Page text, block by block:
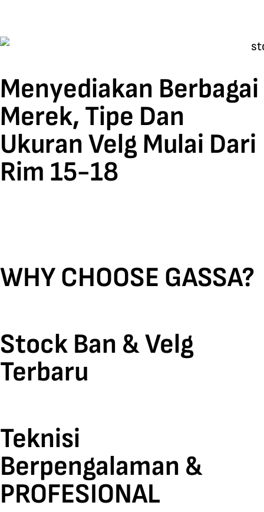
Menyediakan Berbagai
Merek, Tipe Dan
Ukuran Velg Mulai Dari
Rim 15-18
WHY CHOOSE GASSA?
Stock Ban & Velg
Terbaru
Teknisi
Berpengalaman &
PROFESIONAL